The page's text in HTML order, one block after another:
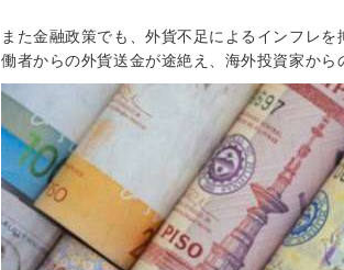
また金融政策でも、外貨不足によるインフレを
働者からの外貨送金が途絶え、海外投資家か